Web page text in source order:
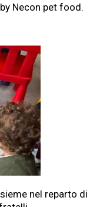
by Necon pet food.
nel reparto di